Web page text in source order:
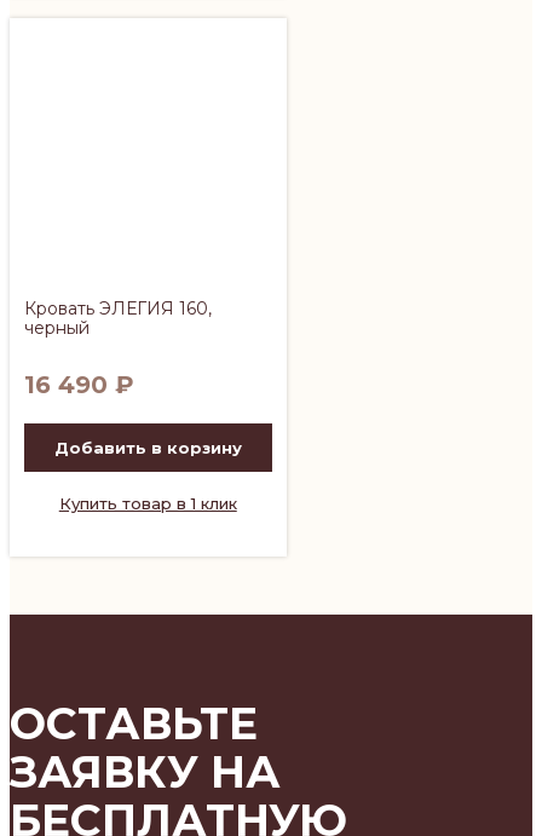
Кровать ЭЛЕГИЯ 160,
черный
16 490 ₽
Добавить в корзину
Купить товар в 1 клик
ОСТАВЬТЕ
ЗАЯВКУ НА
БЕСПЛАТНУЮ